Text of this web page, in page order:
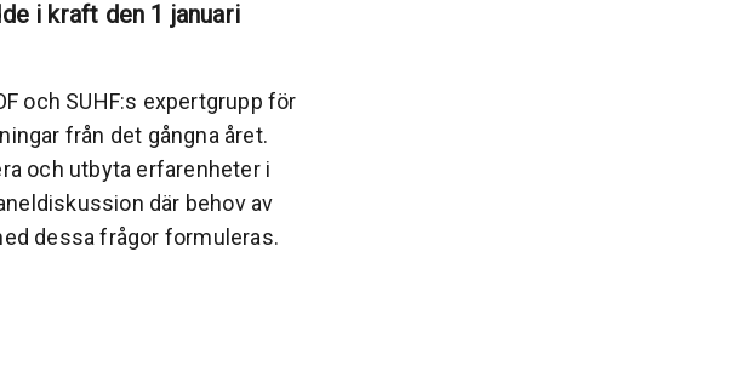
i kraft den 1 januari
och SUHF:s expertgrupp för
från det gångna året.
och utbyta erfarenheter i
där behov av
dessa frågor formuleras.